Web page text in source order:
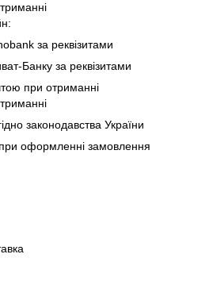
за реквізитами
Банку за реквізитами
при отриманні
законодавства України
оформленні замовлення